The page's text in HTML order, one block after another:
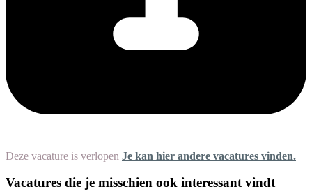
Deze vacature is verlopen Je kan hier andere vacatures vinden.
Vacatures die je misschien ook interessant vindt